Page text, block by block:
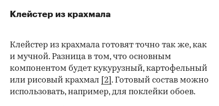
Клейстер из крахмала
Клейстер из крахмала готовят точно так же, как
и мучной. Разница в том, что основным
компонентом будет кукурузный, картофельный
или рисовый крахмал
[2] . Готовый состав можно
использовать, например, для поклейки обоев.